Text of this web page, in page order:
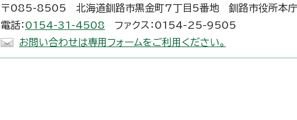
〒085-8505 北海道釧路市黒金町7丁目5番地 釧路市役所本
電話： 0154-31-4508 ファクス：0154-25-9505
お問い合わせは専用フォームをご利用ください。